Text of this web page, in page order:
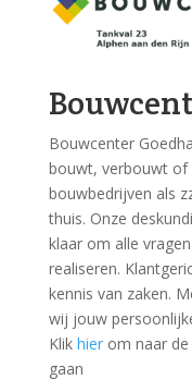
Bouwcenter
bouwt, verbouwt of
bouwbedrijven als
thuis. Onze
klaar om alle
realiseren.
kennis van zaken.
wij jouw
Klik hierom naar de
gaan